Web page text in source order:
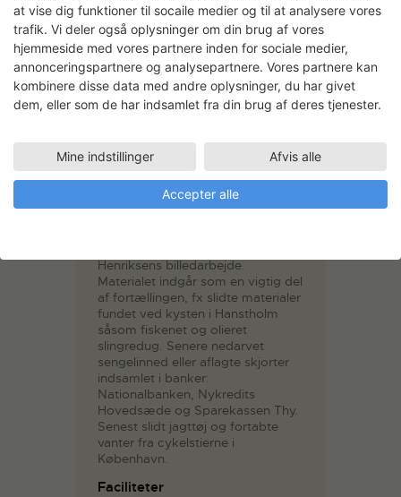
Ane Henriksen
Henriksens billedarbejde.
Materialet indgår som en vigtig del
af fortællingen, fx slidte materialer
fundet ved kysten i Hanstholm
såsom fiskenet og olieret
slingredug. Senere nedarvet
sengelinned eller aflagte skjorter
indsamlet i banker:
Nationalbanken, Nykredits
Hovedsæde og Sparekassen Thy.
Senest slidt jagttøj og fortabte
vanter fra cykelstierne i
København.
Faciliteter
at vise dig funktioner til socaile medier og til at analysere vores
trafik. Vi deler også oplysninger om din brug af vores
hjemmeside med vores partnere inden for sociale medier,
annonceringspartnere og analysepartnere. Vores partnere kan
kombinere disse data med andre oplysninger, du har givet
dem, eller som de har indsamlet fra din brug af deres tjenester.
Mine indstillinger Afvis alle
Accepter alle